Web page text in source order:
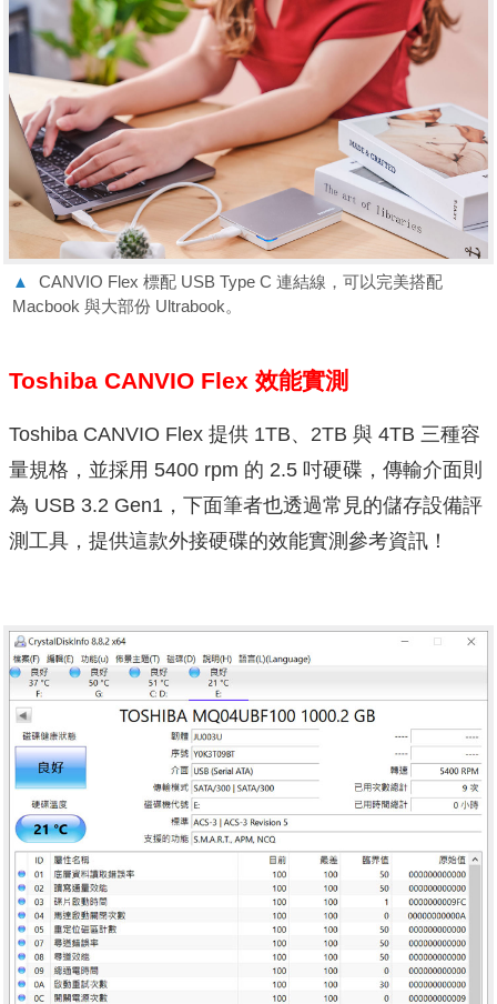
▲
CANVIO Flex 標配 USB Type C 連結線，可以完美搭配
Macbook 與大部份 Ultrabook。
Toshiba CANVIO Flex 效能實測
Toshiba CANVIO Flex 提供 1TB、2TB 與 4TB 三種容
量規格，並採用 5400 rpm 的 2.5 吋硬碟，傳輸介面則
為 USB 3.2 Gen1，下面筆者也透過常見的儲存設備評
測工具，提供這款外接硬碟的效能實測參考資訊！